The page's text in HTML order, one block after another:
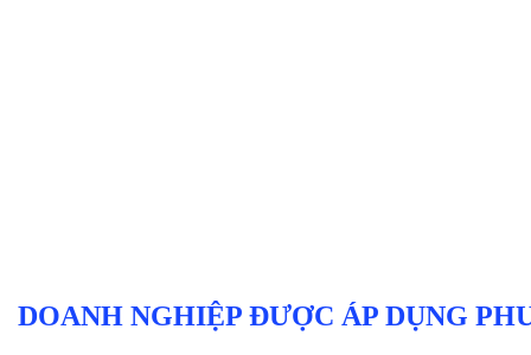
DOANH NGHIỆP ĐƯỢC ÁP DỤNG